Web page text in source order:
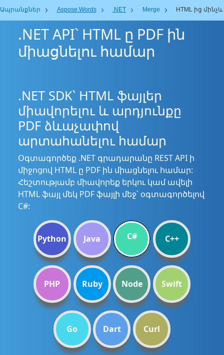
Ապրանքներ Aspose.Words .NET Merge HTML ից մինչև
.NET API՝ HTML ը PDF ին
միացնելու համար
.NET SDK՝ HTML ֆայլեր
միավորելու և արդյունքը
PDF ձևաչափով
արտահանելու համար
Օգտագործեք .NET գրադարանը REST API ի
միջոցով HTML ը PDF ին միացնելու համար:
Հեշտությամբ միավորեք երկու կամ ավելի
HTML ֆայլ մեկ PDF ֆայլի մեջ՝ օգտագործելով
C#:
Python Java C# C++
PHP Ruby Node Swift
Go Dart Curl